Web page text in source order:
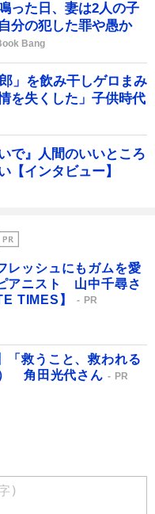
った日、妻は2人の子
分の犯した罪や愚か
Bang
」を飲み干しゲロまみ
を失くした」子供時代
で』人間のいいところ
【インタビュー】
レッシュにもガムを愛
アニスト 山中千尋さ
TIMES】
PR
「救うこと、救われる
角田光代さん
PR